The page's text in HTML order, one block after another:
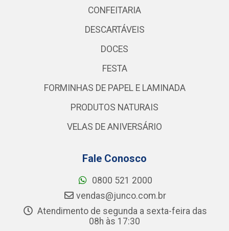
CONFEITARIA
DESCARTÁVEIS
DOCES
FESTA
FORMINHAS DE PAPEL E LAMINADA
PRODUTOS NATURAIS
VELAS DE ANIVERSÁRIO
Fale Conosco
0800 521 2000
vendas@junco.com.br
Atendimento de segunda a sexta-feira das
08h às 17:30